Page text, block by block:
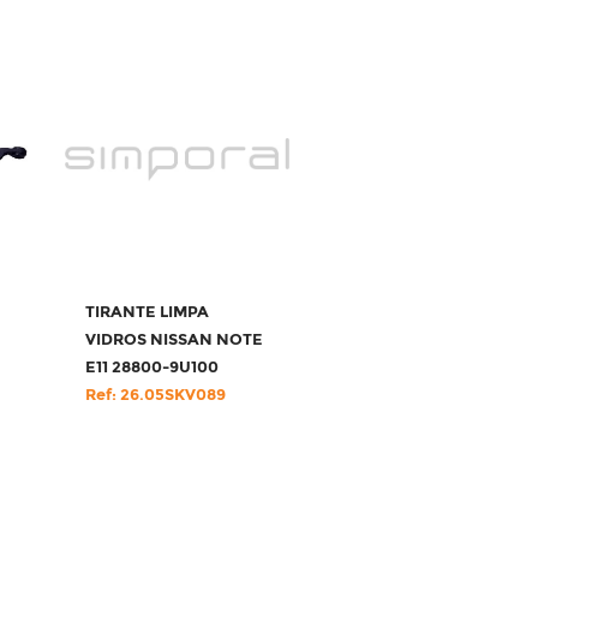
TIRANTE LIMPA
VIDROS NISSAN NOTE
E11 28800-9U100
Ref: 26.05SKV089